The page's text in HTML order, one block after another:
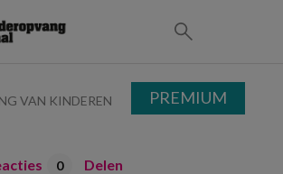
VAN KINDEREN
0 Delen
PREMIUM